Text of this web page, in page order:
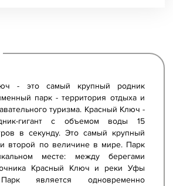
- это самый крупный родник
парк - территория отдыха и
туризма. Красный Ключ -
гигант с объемом воды 15
в секунду. Это самый крупный
второй по величине в мире. Парк
месте: между берегами
Красный Ключ и реки Уфы
является одновременно